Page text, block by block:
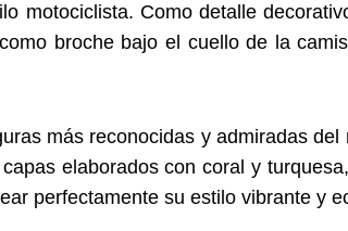
motociclista. Como detalle
broche bajo el cuello de la
más reconocidas y admiradas
elaborados con coral y
perfectamente su estilo vibrante y